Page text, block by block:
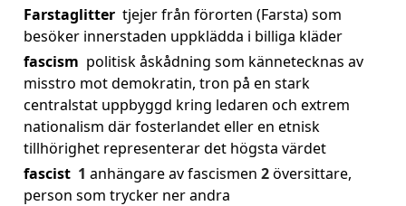
Farstaglitter tjejer från förorten (Farsta) som
besöker innerstaden uppklädda i billiga kläder
fascism politisk åskådning som kännetecknas av
misstro mot demokratin, tron på en stark
centralstat uppbyggd kring ledaren och extrem
nationalism där fosterlandet eller en etnisk
tillhörighet representerar det högsta värdet
fascist 1 anhängare av fascismen 2översittare,
person som trycker ner andra